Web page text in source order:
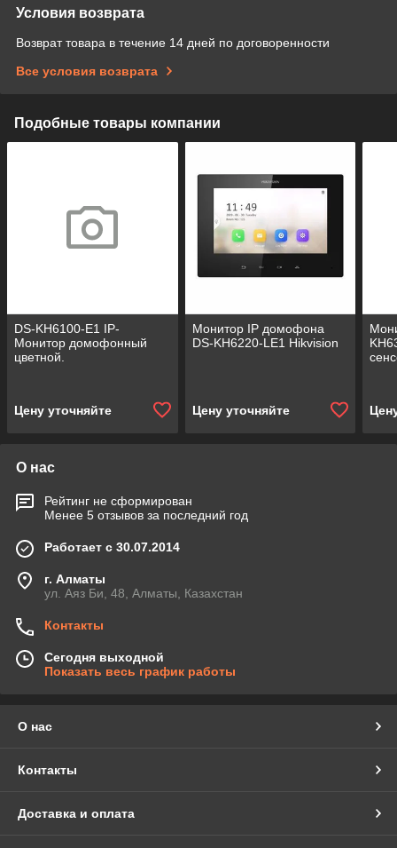
Условия возврата
Возврат товара в течение 14 дней по договоренности
Все условия возврата
Подобные товары компании
DS-KH6100-E1 IP-
Монитор домофонный
цветной.
Цену уточняйте
Монитор IP домофона
DS-KH6220-LE1 Hikvision
Цену уточняйте
О нас
Рейтинг не сформирован
Менее 5 отзывов за последний год
Работает с 30.07.2014
г. Алматы
ул. Аяз Би, 48, Алматы, Казахстан
Контакты
Сегодня выходной
Показать весь график работы
О нас
Контакты
Доставка и оплата